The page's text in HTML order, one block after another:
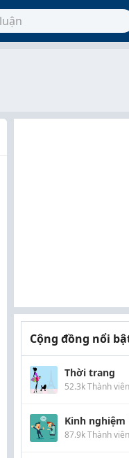
Cộng đồng nổi
Thời trang
52.3k Thành viên
Kinh
87.9k Thành viên